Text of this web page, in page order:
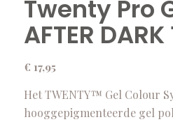
Twenty Pro
AFTER
€ 17,95
Het TWENTY™ Gel Colour
hooggepigmenteerde gel